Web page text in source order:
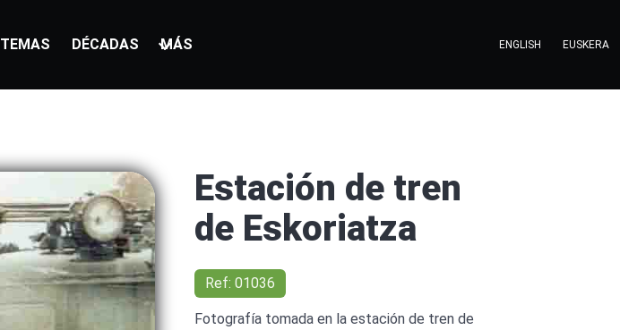
TEMAS DÉCADAS MÁS ENGLISH EUSKERA
Estación de tren
de Eskoriatza
Ref: 01036
Fotografía tomada en la estación de tren de